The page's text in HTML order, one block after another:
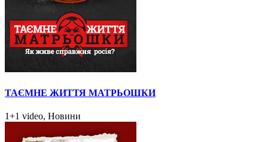
ТАЄМНЕ ЖИТТЯ МАТРЬОШКИ
1+1 video, Новини